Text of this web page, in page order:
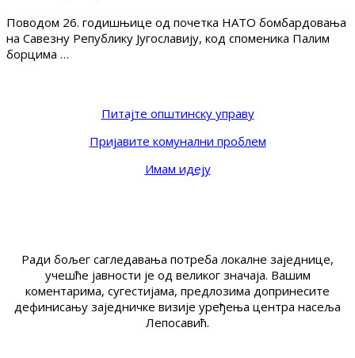
Поводом 26. годишњице од почетка НАТО бомбардовања
на Савезну Републику Југославију, код споменика Палим
борцима …
Питајте општинску управу
Пријавите комунални проблем
Имам идеју
Ради бољег сагледавања потреба локалне заједнице,
учешће јавности је од великог значаја. Вашим
коментарима, сугестијама, предлозима допринесите
дефинисању заједничке визије уређења центра насеља
Лепосавић.